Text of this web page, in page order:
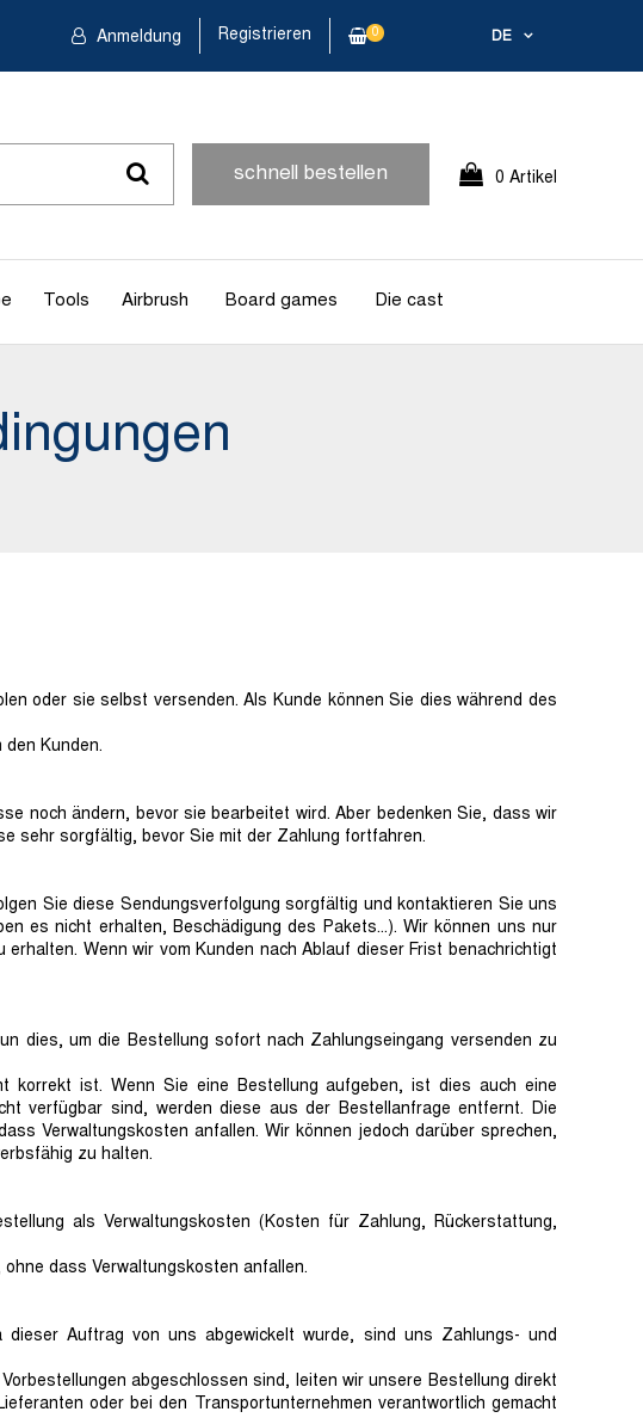
DE
Anmeldung Registrieren 0
schnell bestellen 0 Artikel
Tools Airbrush Board games Die cast
oder sie selbst versenden. Als Kunde können Sie dies während des
Kunden.
noch ändern, bevor sie bearbeitet wird. Aber bedenken Sie, dass wir
sehr sorgfältig, bevor Sie mit der Zahlung fortfahren.
Sie diese Sendungsverfolgung sorgfältig und kontaktieren Sie uns
es nicht erhalten, Beschädigung des Pakets...). Wir können uns nur
Wenn wir vom Kunden nach Ablauf dieser Frist benachrichtigt
dies, um die Bestellung sofort nach Zahlungseingang versenden zu
korrekt ist. Wenn Sie eine Bestellung aufgeben, ist dies auch eine
verfügbar sind, werden diese aus der Bestellanfrage entfernt. Die
Verwaltungskosten anfallen. Wir können jedoch darüber sprechen,
zu halten.
als Verwaltungskosten (Kosten für Zahlung, Rückerstattung,
dass Verwaltungskosten anfallen.
Auftrag von uns abgewickelt wurde, sind uns Zahlungs- und
abgeschlossen sind, leiten wir unsere Bestellung direkt
oder bei den Transportunternehmen verantwortlich gemacht